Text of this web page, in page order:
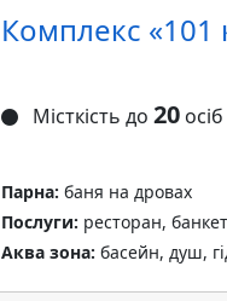
Комплекс «101
Місткість до 20осіб
Парна: баня на дровах
Послуги: ресторан,
Аква зона: басейн, душ,